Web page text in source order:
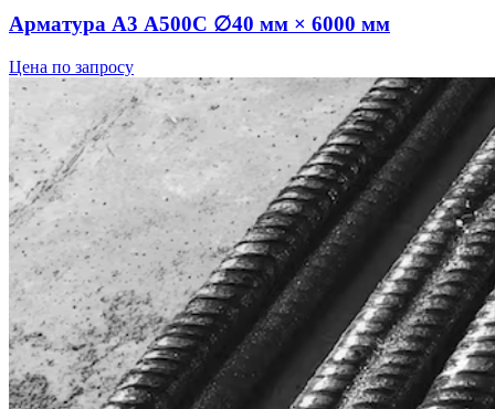
Арматура А3 А500С ∅40 мм × 6000 мм
Цена по запросу